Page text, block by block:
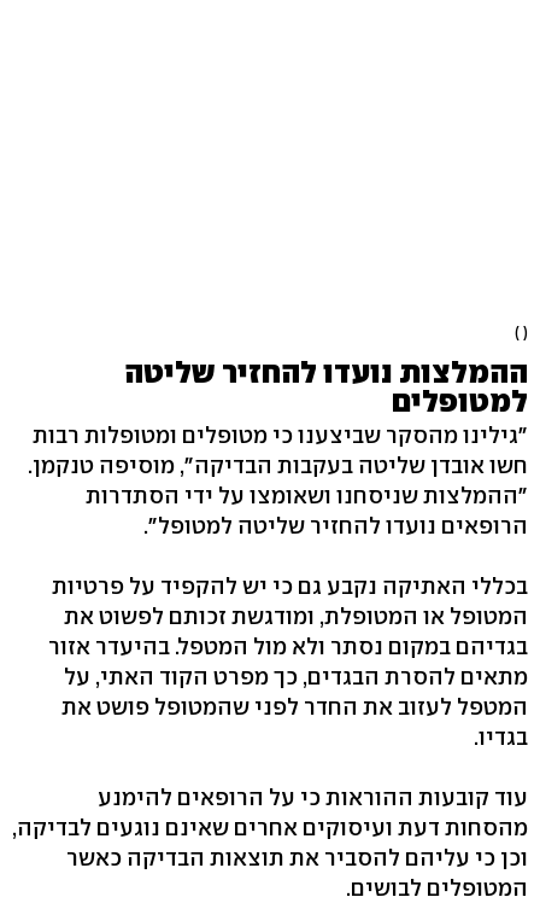
( )
ההמלצות נועדו להחזיר שליטה
למטופלים
"גילינו מהסקר שביצענו כי מטופלים ומטופלות רבות
חשו אובדן שליטה בעקבות הבדיקה", מוסיפה טנקמן.
"ההמלצות שניסחנו ושאומצו על ידי הסתדרות
הרופאים נועדו להחזיר שליטה למטופל".
בכללי האתיקה נקבע גם כי יש להקפיד על פרטיות
המטופל או המטופלת, ומודגשת זכותם לפשוט את
בגדיהם במקום נסתר ולא מול המטפל. בהיעדר אזור
מתאים להסרת הבגדים, כך מפרט הקוד האתי, על
המטפל לעזוב את החדר לפני שהמטופל פושט את
בגדיו.
עוד קובעות ההוראות כי על הרופאים להימנע
מהסחות דעת ועיסוקים אחרים שאינם נוגעים לבדיקה,
וכן כי עליהם להסביר את תוצאות הבדיקה כאשר
המטופלים לבושים.